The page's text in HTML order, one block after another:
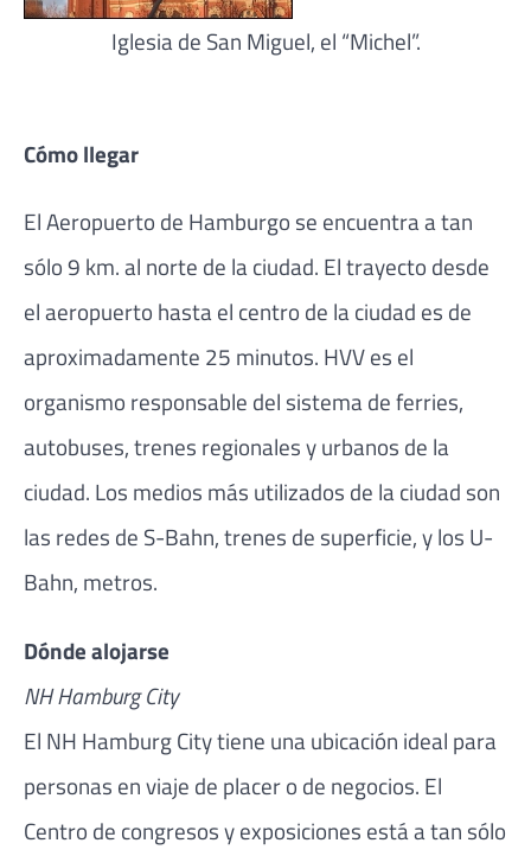
Iglesia de San Miguel, el “Michel”.
Cómo llegar
El Aeropuerto de Hamburgo se encuentra a tan
sólo 9 km. al norte de la ciudad. El trayecto desde
el aeropuerto hasta el centro de la ciudad es de
aproximadamente 25 minutos. HVV es el
organismo responsable del sistema de ferries,
autobuses, trenes regionales y urbanos de la
ciudad. Los medios más utilizados de la ciudad son
las redes de S-Bahn, trenes de superficie, y los U-
Bahn, metros.
Dónde alojarse
NH Hamburg City
El NH Hamburg City tiene una ubicación ideal para
personas en viaje de placer o de negocios. El
Centro de congresos y exposiciones está a tan sólo